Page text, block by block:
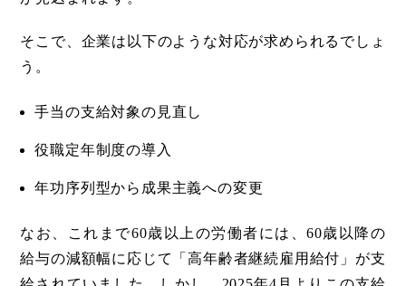
そこで、企業は以下のような対応が求められるでしょ
う。
手当の支給対象の見直し
役職定年制度の導入
年功序列型から成果主義への変更
なお、これまで60歳以上の労働者には、60歳以降の
給与の減額幅に応じて「高年齢者継続雇用給付」が支